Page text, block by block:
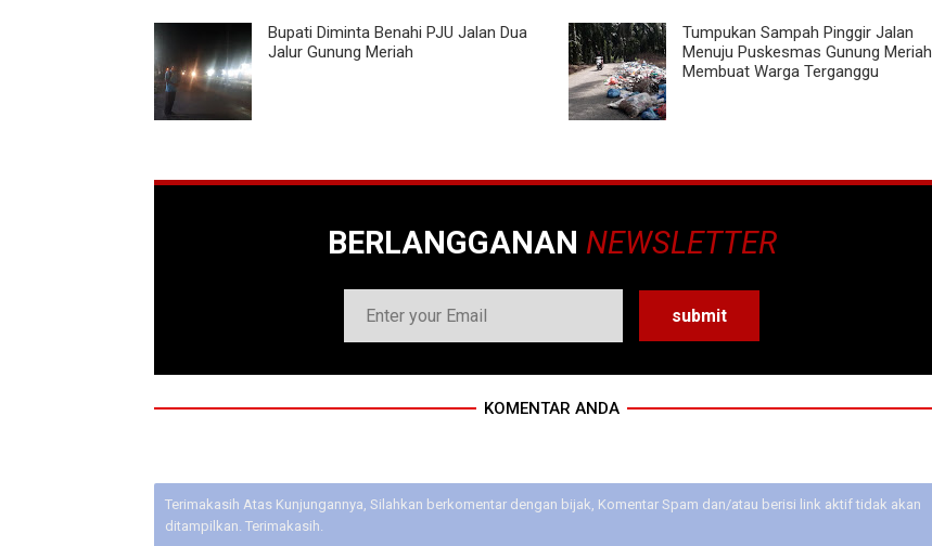
Bupati Diminta Benahi PJU Jalan Dua
Jalur Gunung Meriah
Tumpukan Sampah Pinggir Jalan
Menuju Puskesmas Gunung Meriah
Membuat Warga Terganggu
BERLANGGANAN NEWSLETTER
KOMENTAR ANDA
Terimakasih Atas Kunjungannya, Silahkan berkomentar dengan bijak, Komentar Spam dan/atau berisi link aktif tidak akan
ditampilkan. Terimakasih.